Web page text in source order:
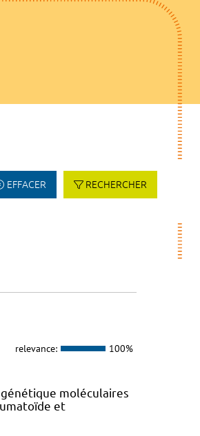
EFFACER RECHERCHER
relevance: 100%
moléculaires
et